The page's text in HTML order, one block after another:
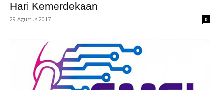
Hari Kemerdekaan
29 Agustus 2017 0